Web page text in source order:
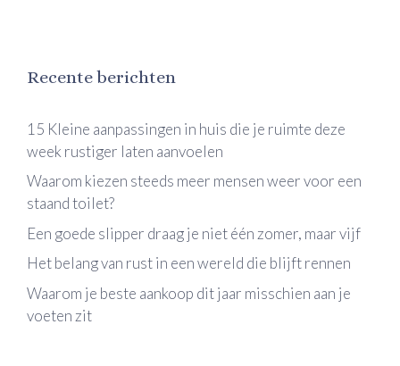
Recente berichten
15 Kleine aanpassingen in huis die je ruimte deze
week rustiger laten aanvoelen
Waarom kiezen steeds meer mensen weer voor een
staand toilet?
Een goede slipper draag je niet één zomer, maar vijf
Het belang van rust in een wereld die blijft rennen
Waarom je beste aankoop dit jaar misschien aan je
voeten zit